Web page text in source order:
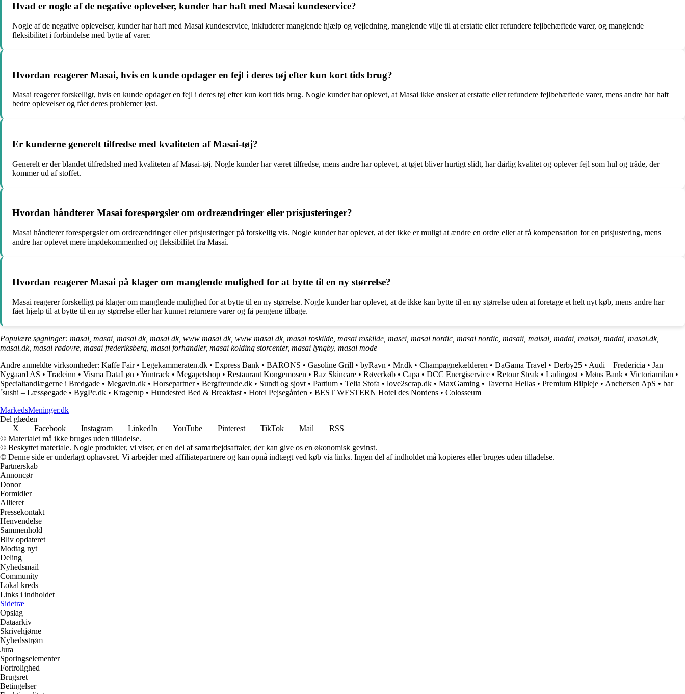
Hvad er nogle af de negative oplevelser, kunder har haft med Masai kundeservice?
Nogle af de negative oplevelser, kunder har haft med Masai kundeservice, inkluderer manglende hjælp og vejledning, manglende vilje til at erstatte eller refundere fejlbehæftede varer, og manglende
fleksibilitet i forbindelse med bytte af varer.
Hvordan reagerer Masai, hvis en kunde opdager en fejl i deres tøj efter kun kort tids brug?
Masai reagerer forskelligt, hvis en kunde opdager en fejl i deres tøj efter kun kort tids brug. Nogle kunder har oplevet, at Masai ikke ønsker at erstatte eller refundere fejlbehæftede varer, mens andre har haft
bedre oplevelser og fået deres problemer løst.
Er kunderne generelt tilfredse med kvaliteten af ​​Masai-tøj?
Generelt er der blandet tilfredshed med kvaliteten af ​​Masai-tøj. Nogle kunder har været tilfredse, mens andre har oplevet, at tøjet bliver hurtigt slidt, har dårlig kvalitet og oplever fejl som hul og tråde, der
kommer ud af stoffet.
Hvordan håndterer Masai forespørgsler om ordreændringer eller prisjusteringer?
Masai håndterer forespørgsler om ordreændringer eller prisjusteringer på forskellig vis. Nogle kunder har oplevet, at det ikke er muligt at ændre en ordre eller at få kompensation for en prisjustering, mens
andre har oplevet mere imødekommenhed og fleksibilitet fra Masai.
Hvordan reagerer Masai på klager om manglende mulighed for at bytte til en ny størrelse?
Masai reagerer forskelligt på klager om manglende mulighed for at bytte til en ny størrelse. Nogle kunder har oplevet, at de ikke kan bytte til en ny størrelse uden at foretage et helt nyt køb, mens andre har
fået hjælp til at bytte til en ny størrelse eller har kunnet returnere varer og få pengene tilbage.
Populære søgninger: masai, masai, masai dk, masai dk, www masai dk, www masai dk, masai roskilde, masai roskilde, masei, masai nordic, masai nordic, masaii, maisai, madai, maisai, madai, masai.dk,
masai.dk, masai rødovre, masai frederiksberg, masai forhandler, masai kolding storcenter, masai lyngby, masai mode
Andre anmeldte virksomheder: Kaffe Fair• Legekammeraten.dk • Express Bank • BARONS • Gasoline Grill • byRavn • Mr.dk • Champagnekælderen • DaGama Travel • Derby25 • Audi – Fredericia • Jan
Nygaard AS • Tradeinn • Visma DataLøn • Yuntrack • Megapetshop • Restaurant Kongemosen • Raz Skincare • Røverkøb • Capa • DCC Energiservice • Retour Steak • Ladingost • Møns Bank • Victoriamilan •
Specialtandlægerne i Bredgade • Megavin.dk • Horsepartner• Bergfreunde.dk • Sundt og sjovt • Partium • Telia Stofa • love2scrap.dk • MaxGaming • Taverna Hellas • Premium Bilpleje • Anchersen ApS • bar
´sushi – Læssøegade • BygPc.dk • Kragerup • Hundested Bed & Breakfast • Hotel Pejsegården • BEST WESTERN Hotel des Nordens • Colosseum
MarkedsMeninger.dk
Del glæden
X
Facebook Instagram LinkedIn YouTube Pinterest TikTok Mail
RSS
© Materialet må ikke bruges uden tilladelse.
© Beskyttet materiale. Nogle produkter, vi viser, er en del af samarbejdsaftaler, der kan give os en økonomisk gevinst.
© Denne side er underlagt ophavsret. Vi arbejder med affiliatepartnere og kan opnå indtægt ved køb via links. Ingen del af indholdet må kopieres eller bruges uden tilladelse.
Partnerskab
Annoncør
Donor
Formidler
Allieret
Pressekontakt
Henvendelse
Sammenhold
Bliv opdateret
Modtag nyt
Deling
Nyhedsmail
Community
Lokal kreds
Links i indholdet
Sidetræ
Opslag
Dataarkiv
Skrivehjørne
Nyhedsstrøm
Jura
Sporingselementer
Fortrolighed
Brugsret
Betingelser